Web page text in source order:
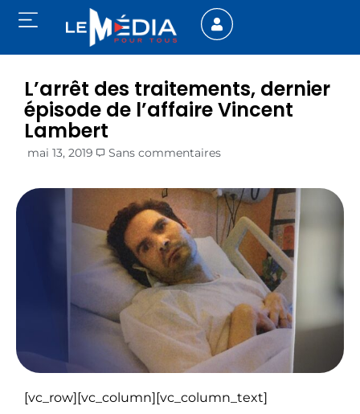
L’arrêt des traitements, dernier
épisode de l’affaire Vincent
Lambert
mai 13, 2019 Sans commentaires
[vc_row][vc_column][vc_column_text]